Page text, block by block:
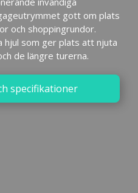
gott om plats
och shoppingrundor.
hjul som ger plats att njuta
de längre turerna.
specifikationer